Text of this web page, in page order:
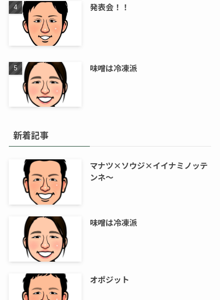
発表会！！
味噌は冷凍派
新着記事
マナツ×ソウジ×イイナミノッテ
ンネ～
味噌は冷凍派
オポジット